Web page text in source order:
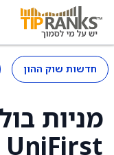
חדשות שוק ההון
מניות